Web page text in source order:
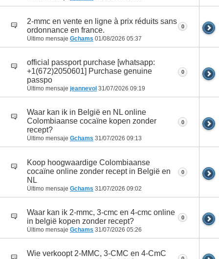
2-mmc en vente en ligne à prix réduits sans
ordonnance en france.
Último mensaje Gchams 01/08/2026 05:37
0
official passport purchase [whatsapp:
+1(672)2050601] Purchase genuine
passpo
Último mensaje jeannevol 31/07/2026 09:19
0
Waar kan ik in België en NL online
Colombiaanse cocaïne kopen zonder
recept?
Último mensaje Gchams 31/07/2026 09:13
0
Koop hoogwaardige Colombiaanse
cocaïne online zonder recept in België en
NL
Último mensaje Gchams 31/07/2026 09:02
0
Waar kan ik 2-mmc, 3-cmc en 4-cmc online
in belgië kopen zonder recept?
Último mensaje Gchams 31/07/2026 05:26
0
Wie verkoopt 2-MMC, 3-CMC en 4-CmC